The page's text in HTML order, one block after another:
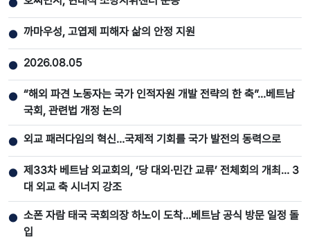
●
● 까마우성, 고엽제 피해자 삶의 안정 지원
● 2026.08.05
● “해외 파견 노동자는 국가 인적자원 개발 전략의 한 축”…베트남
국회, 관련법 개정 논의
● 외교 패러다임의 혁신…국제적 기회를 국가 발전의 동력으로
● 제33차 베트남 외교회의, ‘당 대외·민간 교류’ 전체회의 개최… 3
대 외교 축 시너지 강조
● 소폰 자람 태국 국회의장 하노이 도착…베트남 공식 방문 일정 돌
입